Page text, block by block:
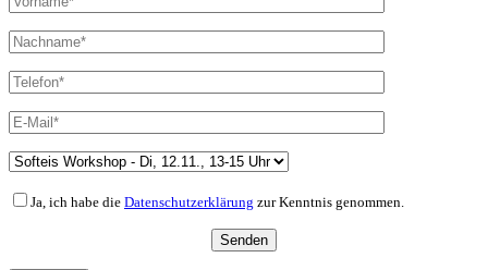
Ja, ich habe die Datenschutzerklärung zur Kenntnis genommen.